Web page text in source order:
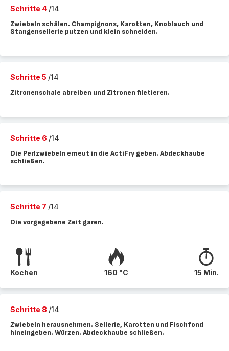
Schritte 4 /14
Zwiebeln schälen. Champignons, Karotten, Knoblauch und
Stangensellerie putzen und klein schneiden.
Schritte 5 /14
Zitronenschale abreiben und Zitronen filetieren.
Schritte 6 /14
Die Perlzwiebeln erneut in die ActiFry geben. Abdeckhaube
schließen.
Schritte 7 /14
Die vorgegebene Zeit garen.
Kochen 160 °C 15 Min.
Schritte 8 /14
Zwiebeln herausnehmen. Sellerie, Karotten und Fischfond
hineingeben. Würzen. Abdeckhaube schließen.